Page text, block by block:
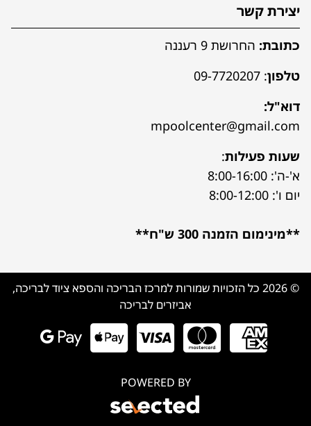
יצירת קשר
כתובת: החרושת 9 רעננה
טלפון:
09-7720207
דוא"ל:
mpoolcenter@gmail.com
שעות פעילות:
א'-ה': 8:00-16:00
יום ו': 8:00-12:00
**מינימום הזמנה 300 ש"ח**
© 2026 כל הזכויות שמורות למרכז הבריכה והספא ציוד לבריכה,
אביזרים לבריכה
POWERED BY